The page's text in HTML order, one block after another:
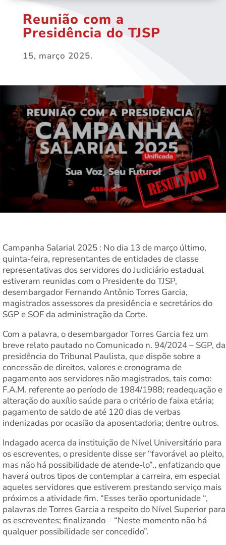
Reunião com a
Presidência do TJSP
15, março 2025.
Campanha Salarial 2025 : No dia 13 de março último,
quinta-feira, representantes de entidades de classe
representativas dos servidores do Judiciário estadual
estiveram reunidas com o Presidente do TJSP,
desembargador Fernando Antônio Torres Garcia,
magistrados assessores da presidência e secretários do
SGP e SOF da administração da Corte.
⁠Com a palavra, o desembargador Torres Garcia fez um
breve relato pautado no Comunicado n. 94/2024 – SGP, da
presidência do Tribunal Paulista, que dispõe sobre a
concessão de direitos, valores e cronograma de
pagamento aos servidores não magistrados, tais como:
F.A.M. referente ao período de 1984/1988; readequação e
alteração do auxílio saúde para o critério de faixa etária;
pagamento de saldo de até 120 dias de verbas
indenizadas por ocasião da aposentadoria; dentre outros.
Indagado acerca da instituição de Nível Universitário para
os escreventes, o presidente disse ser “favorável ao pleito,
mas não há possibilidade de atende-lo”., enfatizando que
haverá outros tipos de contemplar a carreira, em especial
aqueles servidores que estiverem prestando serviço mais
próximos a atividade fim. “Esses terão oportunidade “,
palavras de Torres Garcia a respeito do Nível Superior para
os escreventes; finalizando – “Neste momento não há
qualquer possibilidade ser concedido”.